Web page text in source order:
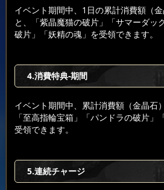
イベント期間中、1日の累計消費額（
と、「紫晶魔猫の破片」「サマーダッ
破片」「妖精の魂」を受領できます。
4.消費特典-期間
イベント期間中、累計消費額（金晶石
「至高指輪宝箱」「パンドラの破片」
受領できます。
5.連続チャージ